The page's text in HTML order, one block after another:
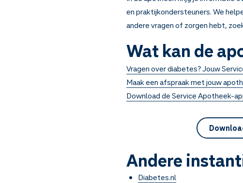
en praktijkondersteuners. We
andere vragen of zorgen hebt,
Wat kan de
Vragen over diabetes? Jouw
Maak een afspraak met jouw
Download de Service Apotheek-
Andere
Diabetes.nl